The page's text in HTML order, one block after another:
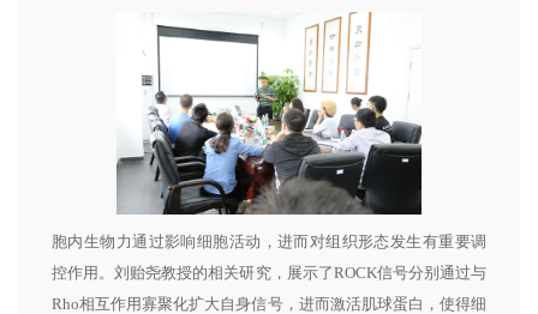
胞内生物力通过影响细胞活动，进而对组织形态发生有重要调
控作用。刘贻尧教授的相关研究，展示了ROCK信号分别通过与
Rho相互作用寡聚化扩大自身信号，进而激活肌球蛋白，使得细